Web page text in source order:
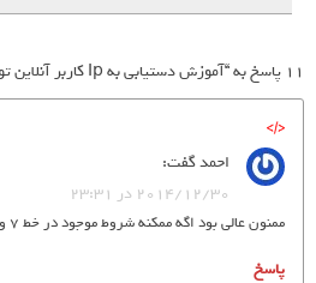
11 پاسخ به “آموزش دستیابی به Ip کاربر آنلاین توسط php”
احمدگفت:
2014/12/30 در 23:31
ممنون عالی بود اگه ممکنه شروط موجود در خط 7 و 10 را توضیح دهید. با تشکر
پاسخ